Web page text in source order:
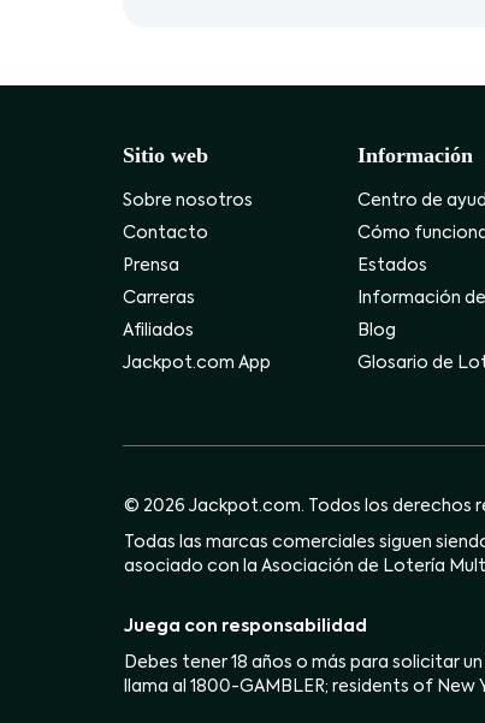
Sitio web
Sobre nosotros
Contacto
Prensa
Carreras
Afiliados
Jackpot.com App
Información
Centro de
Cómo
Estados
Información
Blog
Glosario de
© 2026 Jackpot.com. Todos los derechos
Todas las marcas comerciales siguen
asociado con la Asociación de Lotería
Juega con responsabilidad
Debes tener 18 años o más para solicitar
llama al 1800-GAMBLER; residents of